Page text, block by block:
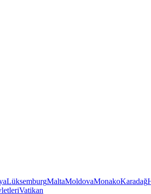
LüksemburgMaltaMoldovaMonakoKaradağ
Vatikan